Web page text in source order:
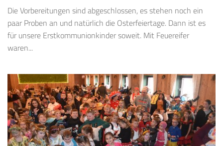
Die Vorbereitungen sind abgeschlossen, es stehen noch ein
paar Proben an und natürlich die Osterfeiertage. Dann ist es
für unsere Erstkommunionkinder soweit. Mit Feuereifer
waren...